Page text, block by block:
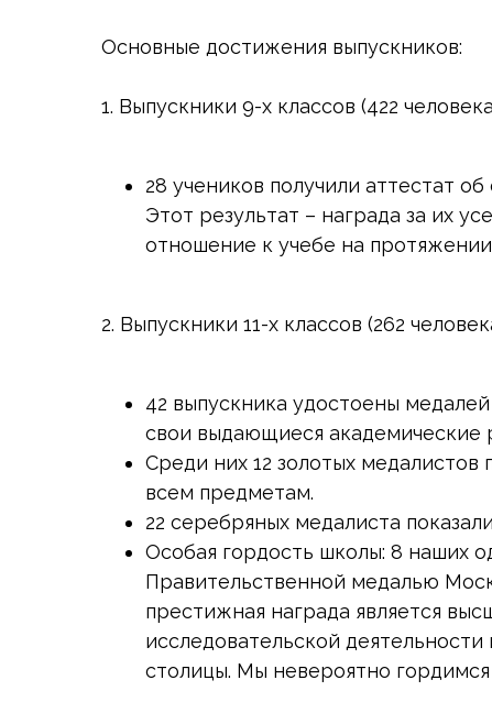
Основные достижения выпускников:
1. Выпускники 9-х классов (422
28 учеников получили аттестат
Этот результат – награда за их
отношение к учебе на
2. Выпускники 11-х классов (262
42 выпускника удостоены
свои выдающиеся академические
Среди них 12 золотых
всем предметам.
22 серебряных медалиста
Особая гордость школы: 8 наших
Правительственной медалью
престижная награда является
исследовательской
столицы. Мы невероятно